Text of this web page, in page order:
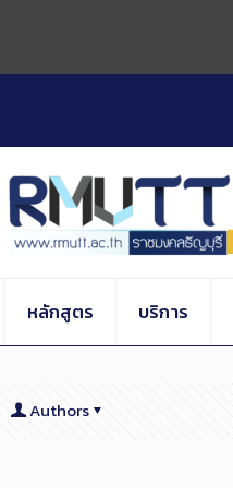
หลักสูตร บริการ
Authors